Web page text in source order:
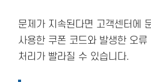
문제가 지속된다면 고객센터에
사용한 쿠폰 코드와 발생한 오
처리가 빨라질 수 있습니다.